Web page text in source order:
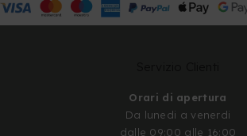
Orari di apertura
Da lunedi a venerdi
dalle 09:00 alle 16:00